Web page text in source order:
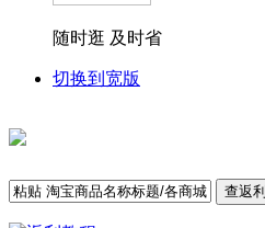
随时逛 及时省
切换到宽版
查返利